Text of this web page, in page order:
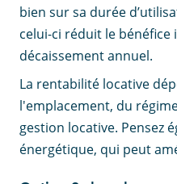
bien sur sa durée
celui-ci réduit le
décaissement annuel.
La rentabilité locative
l'emplacement, du
gestion locative. Pensez
énergétique, qui peut